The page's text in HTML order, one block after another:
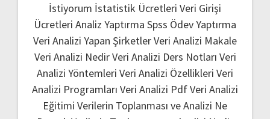
İstiyorum İstatistik Ücretleri Veri Girişi
Ücretleri Analiz Yaptırma Spss Ödev Yaptırma
Veri Analizi Yapan ŞirketlerVeri Analizi Makale
Veri Analizi NedirVeri Analizi Ders Notları Veri
Analizi Yöntemleri Veri Analizi Özellikleri Veri
Analizi Programları Veri Analizi PdfVeri Analizi
Eğitimi Verilerin Toplanması ve Analizi Ne